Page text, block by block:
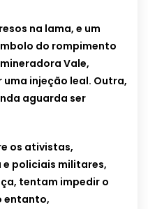
na lama, e um
do rompimento
Vale,
injeção leal. Outra,
aguarda ser
os ativistas,
policiais militares,
tentam impedir o
entanto,